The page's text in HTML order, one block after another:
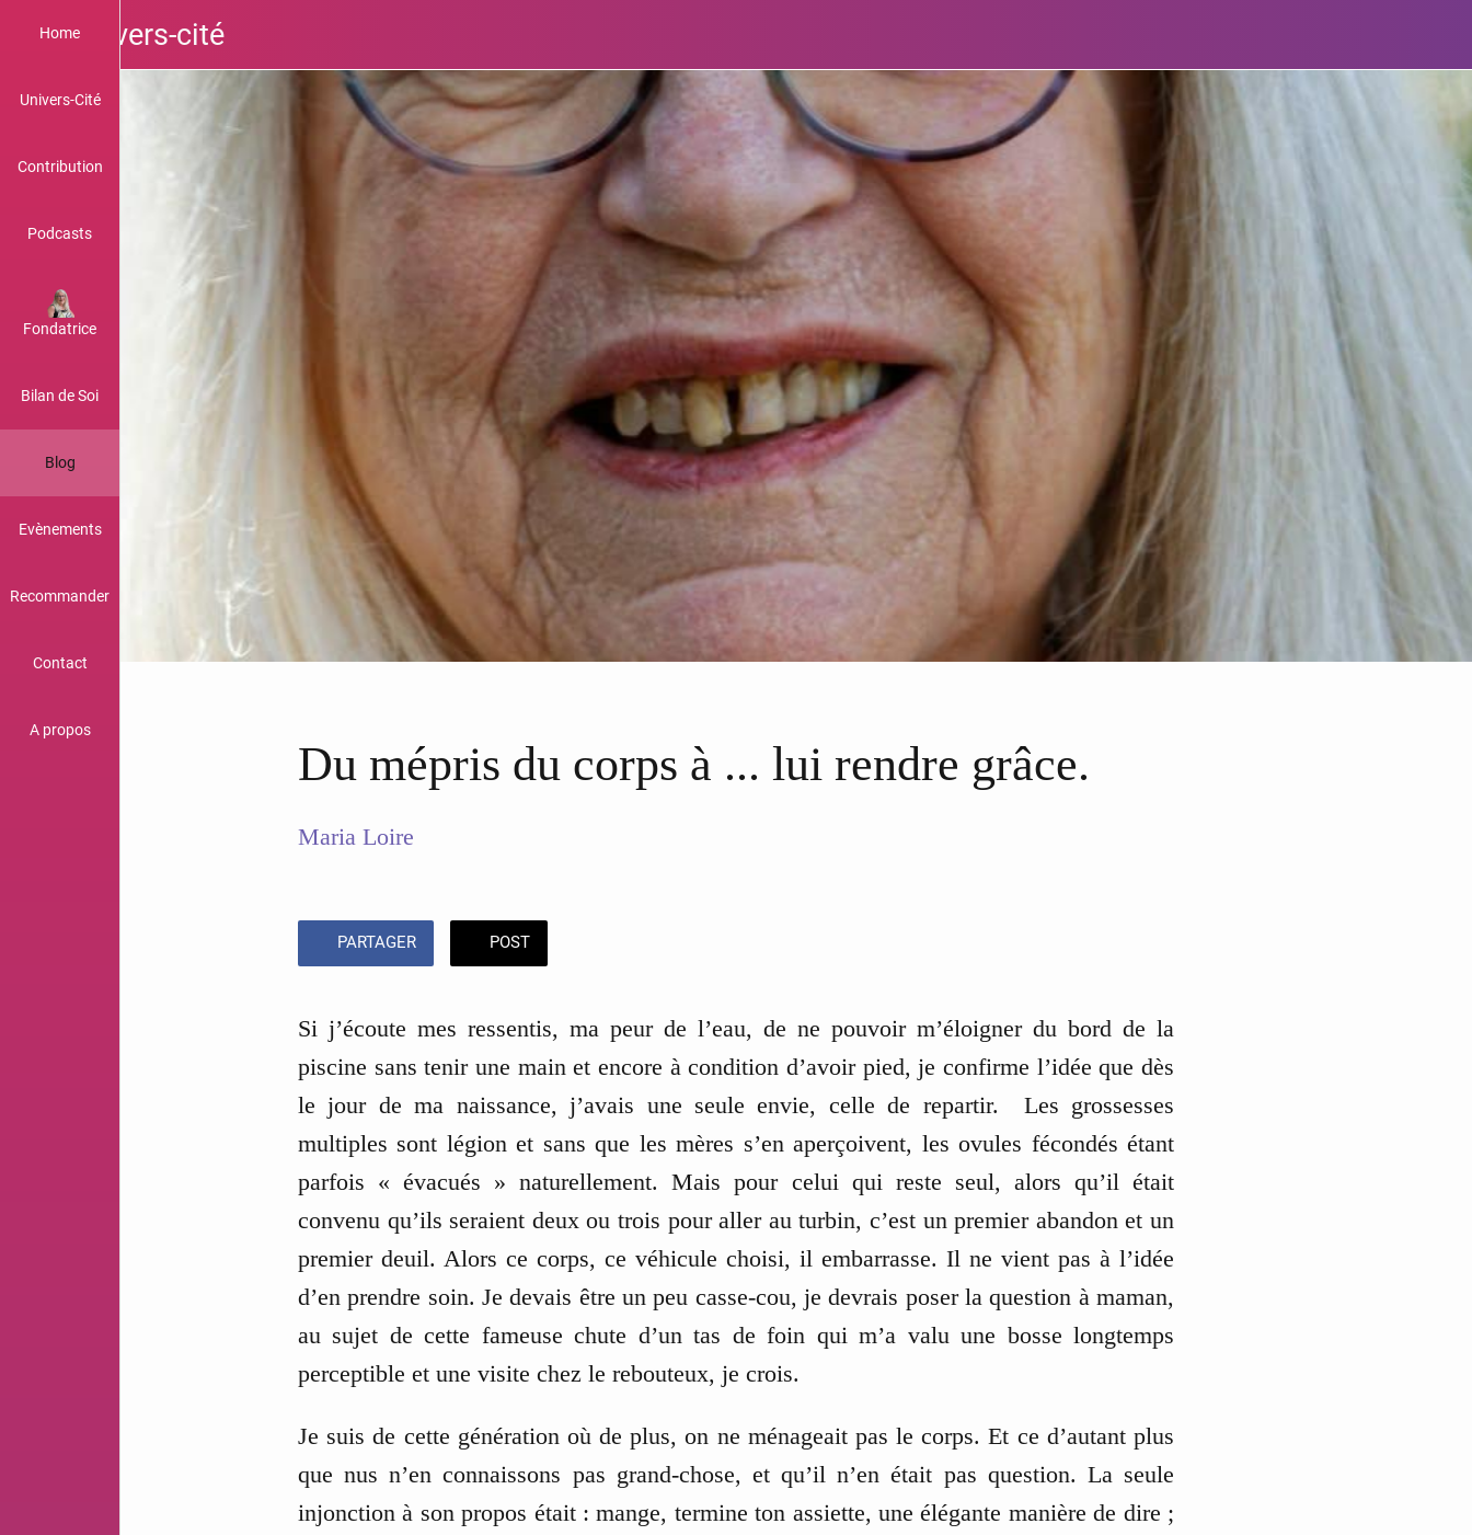
Home
Univers-Cité
Contribution
Podcasts
Fondatrice
Bilan de Soi
Blog
Evènements
Recommander
Contact
A propos
Univers-cité
Du mépris du corps à ... lui rendre grâce.
Maria Loire
PARTAGER POST
Si j’écoute mes ressentis, ma peur de l’eau, de ne pouvoir m’éloigner du bord de la
piscine sans tenir une main et encore à condition d’avoir pied, je confirme l’idée que dès
le jour de ma naissance, j’avais une seule envie, celle de repartir. Les grossesses
multiples sont légion et sans que les mères s’en aperçoivent, les ovules fécondés étant
parfois « évacués » naturellement. Mais pour celui qui reste seul, alors qu’il était
convenu qu’ils seraient deux ou trois pour aller au turbin, c’est un premier abandon et un
premier deuil. Alors ce corps, ce véhicule choisi, il embarrasse. Il ne vient pas à l’idée
d’en prendre soin. Je devais être un peu casse-cou, je devrais poser la question à maman,
au sujet de cette fameuse chute d’un tas de foin qui m’a valu une bosse longtemps
perceptible et une visite chez le rebouteux, je crois.
Je suis de cette génération où de plus, on ne ménageait pas le corps. Et ce d’autant plus
que nus n’en connaissons pas grand-chose, et qu’il n’en était pas question. La seule
injonction à son propos était : mange, termine ton assiette, une élégante manière de dire ;